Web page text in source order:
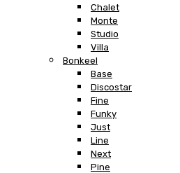
Chalet
Monte
Studio
Villa
Bonkeel
Base
Discostar
Fine
Funky
Just
Line
Next
Pine